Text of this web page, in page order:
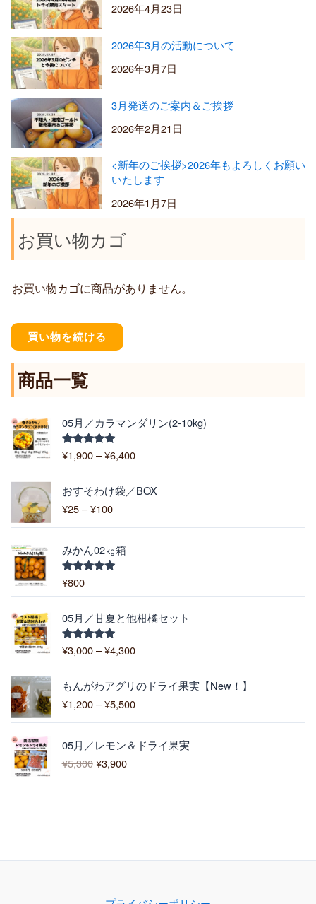
2026年4月23日
2026年3月の活動について
2026年3月7日
3月発送のご案内＆ご挨拶
2026年2月21日
<新年のご挨拶>2026年もよろしくお願い
いたします
2026年1月7日
お買い物カゴ
お買い物カゴに商品がありません。
買い物を続ける
商品一覧
05月／カラマンダリン(2-10kg)
5段階中
5.00
¥1,900 –¥6,400
価
格
:
1
6
4
0
おすそわけ袋／BOX
¥25 –¥100
価
格
帯
:
¥
2
5
1
0
0
みかん02㎏箱
5段階中
¥800
05月／甘夏と他柑橘セット
5段階中
5.00
¥3,000 –¥4,300
価
格
:
3
,
0
もんがわアグリのドライ果実【New！】
¥1,200 –¥5,500
格
帯
:
1
5
05月／レモン＆ドライ果実
¥5,300
元
の
価
3
¥3,900
現
在
の
,